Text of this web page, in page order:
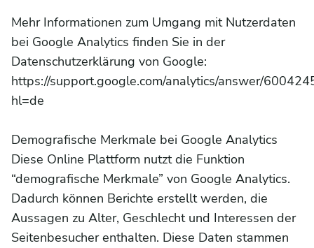
Mehr Informationen zum Umgang mit Nutzerdaten
bei Google Analytics finden Sie in der
Datenschutzerklärung von Google:
https://support.google.com/analytics/answer/
hl=de
Demografische Merkmale bei Google Analytics
Diese Online Plattform nutzt die Funktion
“demografische Merkmale” von Google Analytics.
Dadurch können Berichte erstellt werden, die
Aussagen zu Alter, Geschlecht und Interessen der
Seitenbesucher enthalten. Diese Daten stammen